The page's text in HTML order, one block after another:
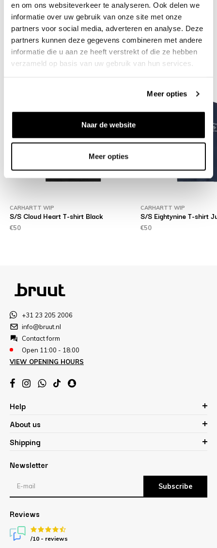
en om ons websiteverkeer te analyseren. Ook delen we
informatie over uw gebruik van onze site met onze
partners voor social media, adverteren en analyse. Deze
partners kunnen deze gegevens combineren met andere
informatie die u aan ze heeft verstrekt of die ze hebben
verzameld op basis van uw gebruik van hun services.
Meer opties
Naar de website
Meer opties
About this product
Shipment and returns
Related products
CARHARTT WIP
S/S Cloud Heart T-shirt Black
€50
CARHARTT WIP
S/S Eightynine T-shirt
€50
+31 23 205 2006
info@bruut.nl
Contact form
Open 11:00 - 18:00
VIEW OPENING HOURS
Help
About us
Shipping
Newsletter
Subscribe
Reviews
/10 - reviews